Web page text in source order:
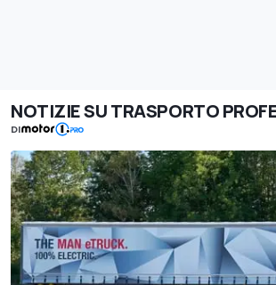
NOTIZIE SU TRASPORTO
DI